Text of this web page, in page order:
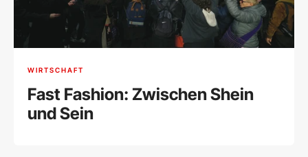
WIRTSCHAFT
Fast Fashion: Zwischen Shein
und Sein